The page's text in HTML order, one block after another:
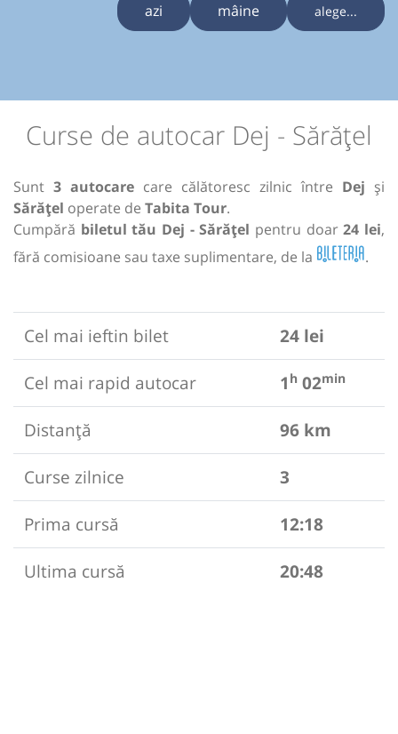
azi mâine alege...
Curse de autocar Dej - Sărățel
Sunt 3 autocare care călătoresc zilnic între Dej și
Sărățel operate de Tabita Tour.
Cumpără biletul tău Dej - Sărățel pentru doar24 lei,
fără comisioane sau taxe suplimentare, de la
.
Cel mai ieftin bilet
24 lei
Cel mai rapid autocar
1 h 02min
Distanță
96 km
Curse zilnice
3
Prima cursă
12:18
Ultima cursă
20:48